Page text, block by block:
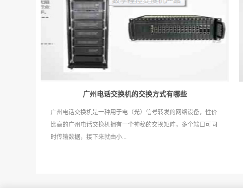
广州电话交换机‍的交换方式有哪些
广州电话交换机是一种用于电（光）信号转发的网络设备，性价
比高的广州电话交换机拥有一个神秘的交换矩阵，多个端口可同
时传输数据，接下来就由小...